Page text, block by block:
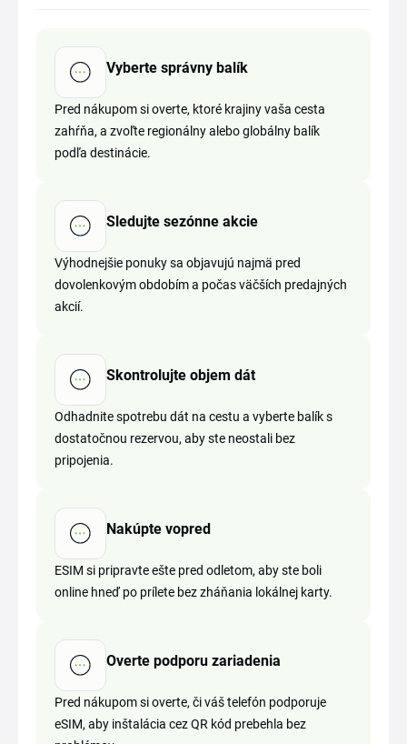
Vyberte správny balík
Pred nákupom si overte, ktoré krajiny vaša cesta
zahŕňa, a zvoľte regionálny alebo globálny balík
podľa destinácie.
Sledujte sezónne akcie
Výhodnejšie ponuky sa objavujú najmä pred
dovolenkovým obdobím a počas väčších predajných
akcií.
Skontrolujte objem dát
Odhadnite spotrebu dát na cestu a vyberte balík s
dostatočnou rezervou, aby ste neostali bez
pripojenia.
Nakúpte vopred
ESIM si pripravte ešte pred odletom, aby ste boli
online hneď po prílete bez zháňania lokálnej karty.
Overte podporu zariadenia
Pred nákupom si overte, či váš telefón podporuje
eSIM, aby inštalácia cez QR kód prebehla bez